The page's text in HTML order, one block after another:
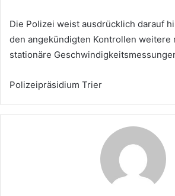
Die Polizei weist ausdrücklich darauf
den angekündigten Kontrollen weitere
stationäre
Polizeipräsidium Trier